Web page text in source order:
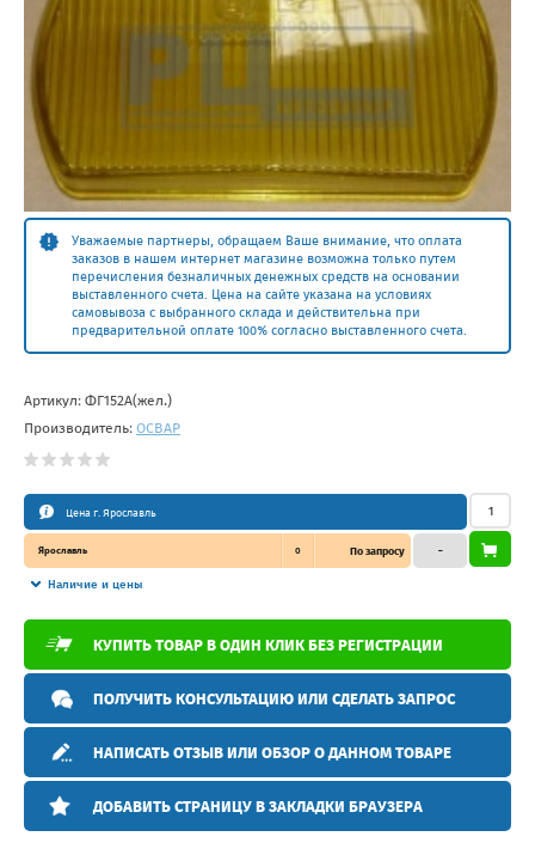
Уважаемые партнеры, обращаем Ваше внимание, что оплата
заказов в нашем интернет магазине возможна только путем
перечисления безналичных денежных средств на основании
выставленного счета. Цена на сайте указана на условиях
самовывоза с выбранного склада и действительна при
предварительной оплате 100% согласно выставленного счета.
Артикул: ФГ152А(жел.)
Производитель: ОСВАР
Цена г. Ярославль
Ярославль 0 По запросу
Наличие и цены
–
КУПИТЬ ТОВАР В ОДИН КЛИК БЕЗ РЕГИСТРАЦИИ
ПОЛУЧИТЬ КОНСУЛЬТАЦИЮ ИЛИ СДЕЛАТЬ ЗАПРОС
НАПИСАТЬ ОТЗЫВ ИЛИ ОБЗОР О ДАННОМ ТОВАРЕ
ДОБАВИТЬ СТРАНИЦУ В ЗАКЛАДКИ БРАУЗЕРА